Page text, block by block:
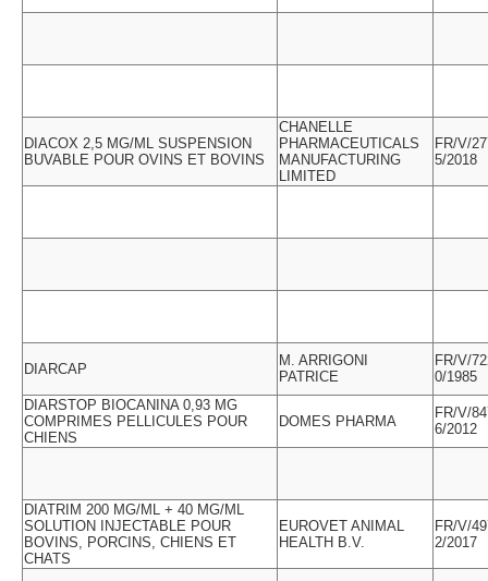
DIACOX 2,5 MG/ML SUSPENSION
BUVABLE POUR OVINS ET BOVINS
CHANELLE
PHARMACEUTICALS
MANUFACTURING
LIMITED
FR/V/
5/2018
DIARCAP
M. ARRIGONI
PATRICE
FR/V/
0/1985
DIARSTOP BIOCANINA 0,93 MG
COMPRIMES PELLICULES POUR
CHIENS
DOMES PHARMA
FR/V/
6/2012
DIATRIM 200 MG/ML + 40 MG/ML
SOLUTION INJECTABLE POUR
BOVINS, PORCINS, CHIENS ET
CHATS
EUROVET ANIMAL
HEALTH B.V.
FR/V/
2/2017